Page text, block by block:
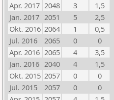
Apr. 2017 2048 3
1,5
Jan. 2017 2051 5
2,5
Okt. 2016 2064 1
0,5
Jul. 2016
2065 0
0
Apr. 2016 2065 4
3,5
Jan. 2016 2040 4
1,5
Okt. 2015 2057 0
0
Jul. 2015
2057 0
0